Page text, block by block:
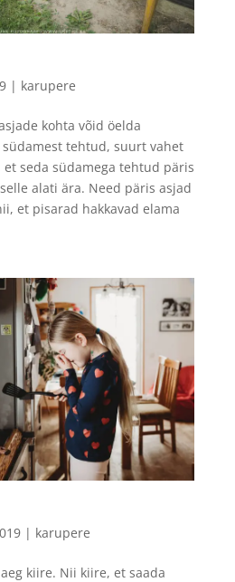
| karupere
kohta võid öelda
tehtud, suurt vahet
et seda südamega tehtud päris
alati ära. Need päris asjad
et pisarad hakkavad elama
| karupere
kiire. Nii kiire, et saada